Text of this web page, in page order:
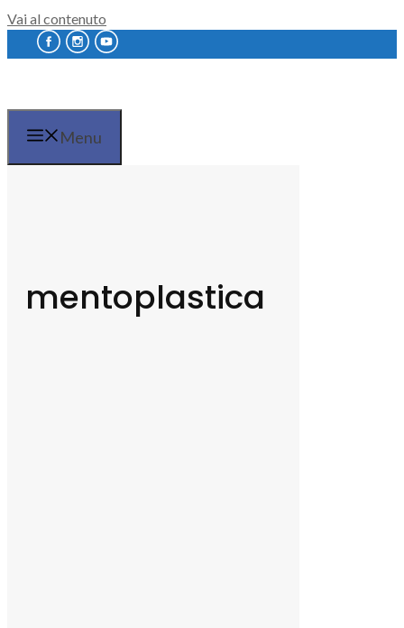
Vai al contenuto
Menu
mentoplastica